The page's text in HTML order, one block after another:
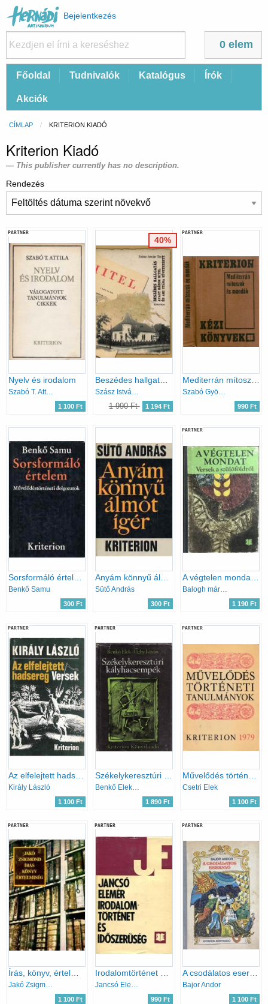
Felhasználói
fiók
menüje
Bejelentkezés
0 elem
FőFőoldal Tudnivalók Katalógus Írók
Akciók
Morzsa
CÍMLAP CURRENT:
KRITERION KIADÓ
Kriterion Kiadó
This publisher currently has no description.
Rendezés
PARTNER
Nyelv és irodalom
Szabó T. Attila
1 100 Ft 1 990 Ft 1 194 Ft
40%
PARTNER
Mediterrán mítoszok és mondák
Szabó György
990 Ft
Benkő Samu
300 Ft
Sütő András
300 Ft
PARTNER
Balogh mária (szerk.)
1 190 Ft
PARTNER
Király László
1 100 Ft
PARTNER
1 890 Ft
PARTNER
Csetri Elek
1 100 Ft
PARTNER
Írás, könyv, értelmiség
Jakó Zsigmond
1 100 Ft
PARTNER
Irodalomtörténet és időszerűség
Jancsó Elemér
990 Ft
PARTNER
A csodálatos esernyő
Bajor Andor
1 100 Ft